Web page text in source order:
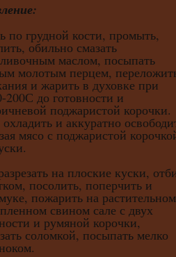
по грудной кости, промыть,
обильно смазать
маслом, посыпать
молотым перцем,
и жарить в духовке при
200С до готовности и
поджаристой корочки.
и аккуратно
мясо с поджаристой
на плоские куски,
посолить, поперчить и
пожарить на растительном
свином сале с двух
и румяной корочки,
соломкой, посыпать мелко